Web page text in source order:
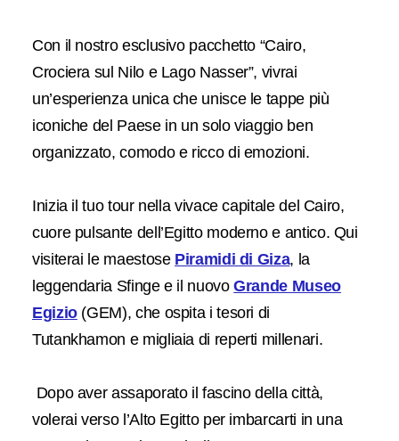
Con il nostro esclusivo pacchetto “Cairo,
Crociera sul Nilo e Lago Nasser”, vivrai
un’esperienza unica che unisce le tappe più
iconiche del Paese in un solo viaggio ben
organizzato, comodo e ricco di emozioni.
Inizia il tuo tour nella vivace capitale del Cairo,
cuore pulsante dell’Egitto moderno e antico. Qui
visiterai le maestose Piramidi di Giza, la
leggendaria Sfinge e il nuovoGrande Museo
Egizio(GEM), che ospita i tesori di
Tutankhamon e migliaia di reperti millenari.
Dopo aver assaporato il fascino della città,
volerai verso l’Alto Egitto per imbarcarti in una